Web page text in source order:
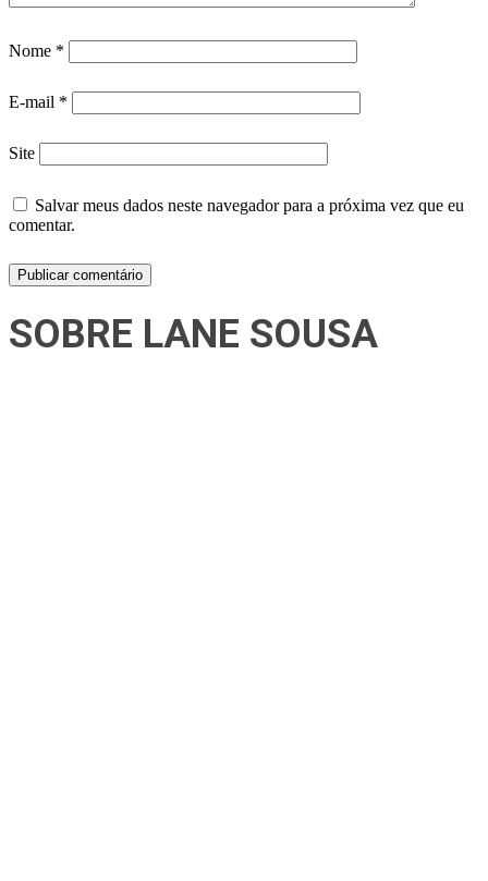
Nome *
E-mail *
Site
Salvar meus dados neste navegador para a próxima vez que eu
comentar.
SOBRE LANE SOUSA